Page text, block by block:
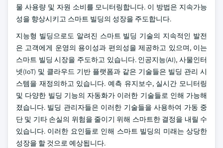
물 사용량 및 자원 소비를 모니터링합니다. 이 방법은 지속가능
성을 향상시키고 스마트 빌딩의 성장을 주도합니다.
지능형 빌딩으로도 알려진 스마트 빌딩 기술의 지속적인 발전
은 고객에게 운영의 용이성과 편의성을 제공하고 있으며, 이는
스마트 빌딩 시장을 주도하고 있습니다. 인공지능(AI), 사물인터
넷(IoT) 및 클라우드 기반 플랫폼과 같은 기술들은 빌딩 관리 시
스템을 재정의하고 있습니다. 예측 유지보수, 실시간 모니터링
및 다양한 빌딩 기능의 자동화가 이러한 기술들로 인해 가능해
졌습니다. 빌딩 관리자들은 이러한 기술들을 사용하여 가동 중
단 및 기타 손실의 위험을 줄이기 위해 스마트한 결정을 내릴 수
있습니다. 이러한 요인들로 인해 스마트 빌딩의 미래는 상당한
성장을 할 것으로 예상됩니다.